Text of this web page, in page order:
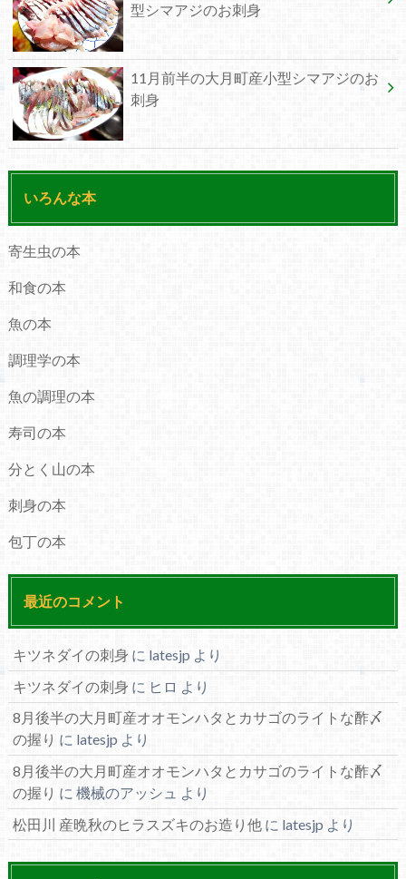
型シマアジのお刺身
11月前半の大月町産小型シマアジのお
刺身
いろんな本
寄生虫の本
和食の本
魚の本
調理学の本
魚の調理の本
寿司の本
分とく山の本
刺身の本
包丁の本
最近のコメント
キツネダイの刺身 に latesjp より
キツネダイの刺身 に ヒロ より
8月後半の大月町産オオモンハタとカサゴのライトな酢〆
の握り に latesjpより
8月後半の大月町産オオモンハタとカサゴのライトな酢〆
の握り に 機械のアッシュ より
松田川 産晩秋のヒラスズキのお造り他に latesjp より